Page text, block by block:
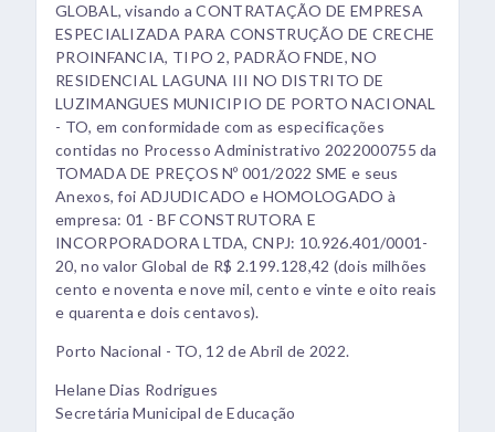
GLOBAL, visando a CONTRATAÇÃO DE EMPRESA
ESPECIALIZADA PARA CONSTRUÇÃO DE CRECHE
PROINFANCIA, TIPO 2, PADRÃO FNDE, NO
RESIDENCIAL LAGUNA III NO DISTRITO DE
LUZIMANGUES MUNICIPIO DE PORTO NACIONAL
- TO, em conformidade com as especificações
contidas no Processo Administrativo 2022000755 da
TOMADA DE PREÇOS Nº 001/2022 SME e seus
Anexos, foi ADJUDICADO e HOMOLOGADO à
empresa: 01 - BF CONSTRUTORA E
INCORPORADORA LTDA, CNPJ: 10.926.401/0001-
20, no valor Global de R$ 2.199.128,42 (dois milhões
cento e noventa e nove mil, cento e vinte e oito reais
e quarenta e dois centavos).
Porto Nacional - TO, 12 de Abril de 2022.
Helane Dias Rodrigues
Secretária Municipal de Educação